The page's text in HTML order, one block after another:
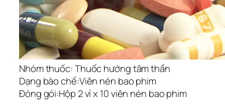
Nhóm thuốc:Thuốc hướng tâm thần
Dạng bào chế:Viên nén bao phim
Đóng gói:Hộp 2 vỉ x 10 viên nén bao phim